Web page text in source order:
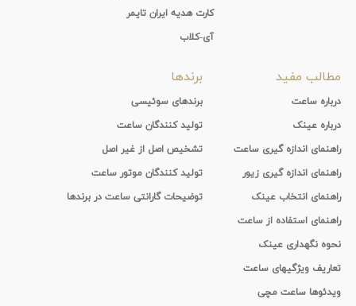
کارت هدیه ایران تایمر
آی-کلاب
مطالب مفید
درباره ساعت
درباره عینک
راهنمای اندازه گیری ساعت
راهنمای اندازه گیری زیور
راهنمای انتخاب عینک
راهنمای استفاده از ساعت
نحوه نگهداری عینک
تعاریف ویژگیهای ساعت
ویدئوها ساعت مچی
برندها
برندهای سوئیسی
تولید کنندگان ساعت
تشخیص اصل از غیر اصل
تولید کنندگان موتور ساعت
توضیحات گارانتی ساعت در برندها